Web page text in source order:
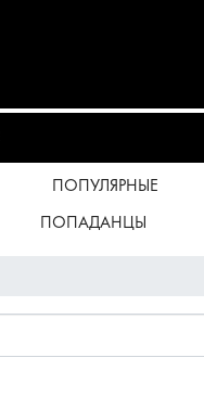
ПОПУЛЯРНЫЕ
ПОПАДАНЦЫ